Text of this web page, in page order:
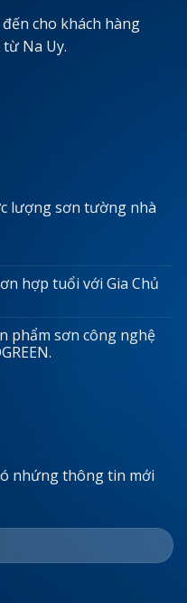
cho khách hàng
Na Uy.
lượng sơn tường nhà
hợp tuổi với Gia Chủ
phẩm sơn công nghệ
nhứng thông tin mới